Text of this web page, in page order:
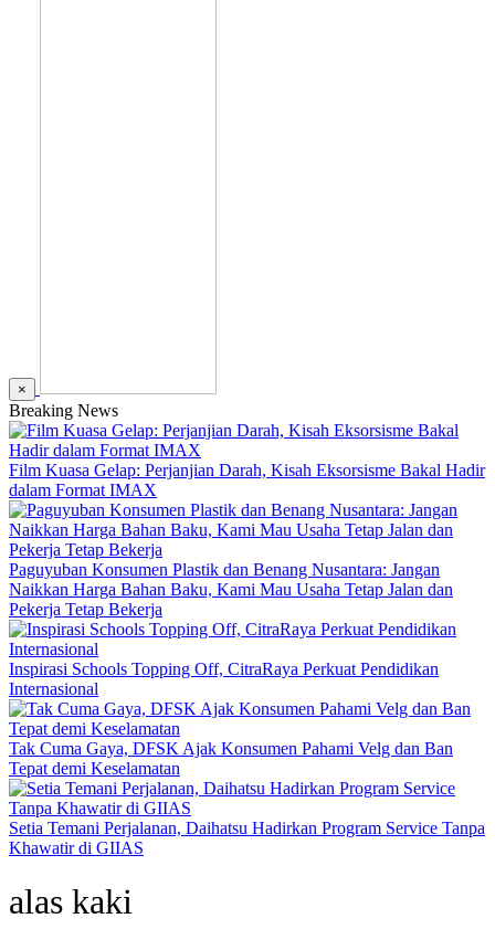
×
Breaking News
Film Kuasa Gelap: Perjanjian Darah, Kisah Eksorsisme Bakal Hadir
dalam Format IMAX
Paguyuban Konsumen Plastik dan Benang Nusantara: Jangan
Naikkan Harga Bahan Baku, Kami Mau Usaha Tetap Jalan dan
Pekerja Tetap Bekerja
Inspirasi Schools Topping Off, CitraRaya Perkuat Pendidikan
Internasional
Tak Cuma Gaya, DFSK Ajak Konsumen Pahami Velg dan Ban
Tepat demi Keselamatan
Setia Temani Perjalanan, Daihatsu Hadirkan Program Service Tanpa
Khawatir di GIIAS
alas kaki